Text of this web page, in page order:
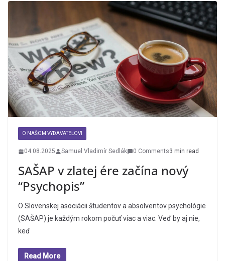
O NAŠOM VYDAVATEĽOVI
04.08.2025 Samuel Vladimír Sedlák 0 Comments3 min read
SAŠAP v zlatej ére začína nový
“Psychopis”
O Slovenskej asociácii študentov a absolventov psychológie
(SAŠAP) je každým rokom počuť viac a viac. Veď by aj nie,
keď
Read More